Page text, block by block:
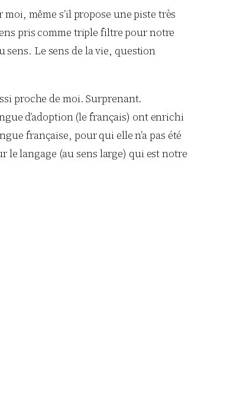
même s’il propose une piste très
pris comme triple filtre pour notre
sens. Le sens de la vie, question
proche de moi. Surprenant.
d’adoption (le français) ont enrichi
française, pour qui elle n’a pas été
langage (au sens large) qui est notre